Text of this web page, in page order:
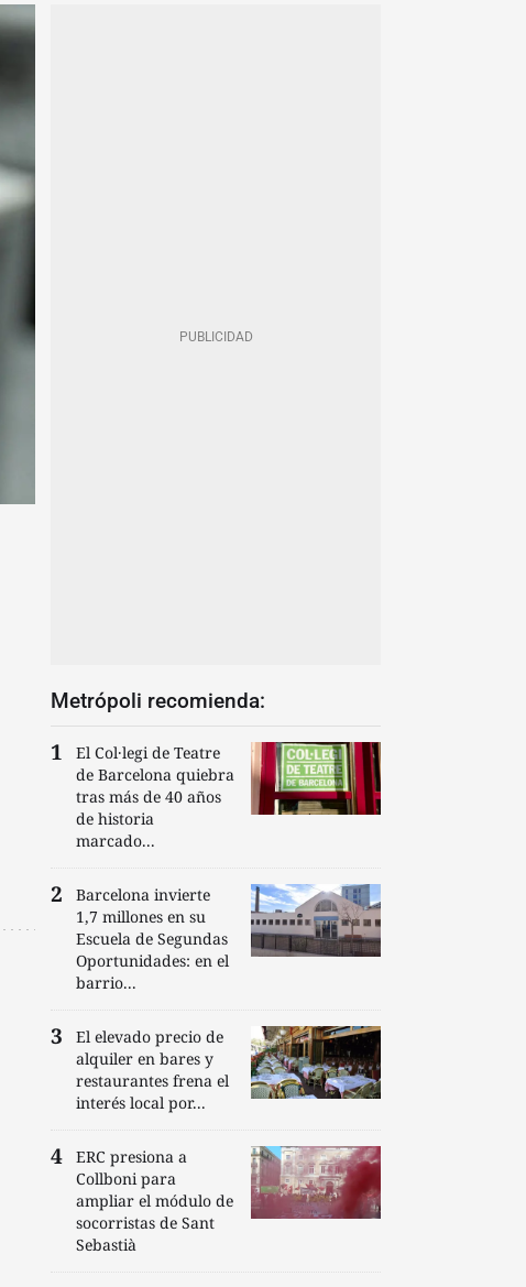
Metrópoli recomienda:
El Col·legi de Teatre
de Barcelona quiebra
tras más de 40 años
de historia
marcado...
Barcelona invierte
1,7 millones en su
Escuela de Segundas
Oportunidades: en el
barrio...
El elevado precio de
alquiler en bares y
restaurantes frena el
interés local por...
ERC presiona a
Collboni para
ampliar el módulo de
socorristas de Sant
Sebastià